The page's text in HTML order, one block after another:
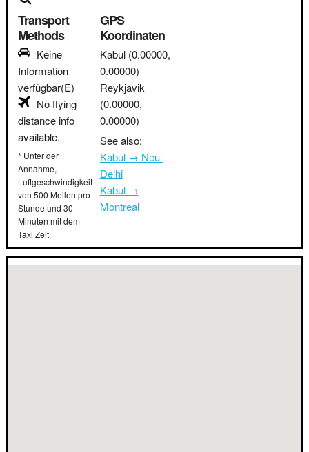
Transport
Methods
Keine
Information
verfügbar(E)
No flying
distance info
available.
* Unter der
Annahme,
Luftgeschwindigkeit
von 500 Meilen pro
Stunde und 30
Minuten mit dem
Taxi Zeit.
GPS
Koordinaten
Kabul (0.00000,
0.00000)
Reykjavik
(0.00000,
0.00000)
See also:
Kabul → Neu-
Delhi
Kabul →
Montreal